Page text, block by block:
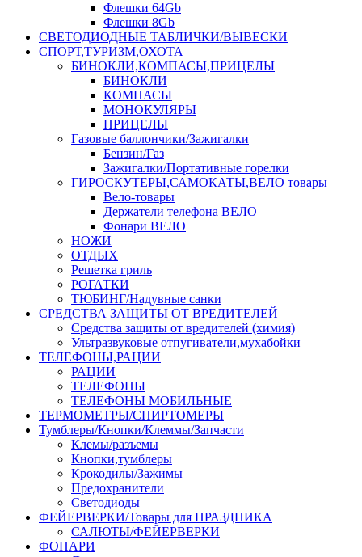
Флешки 64Gb
Флешки 8Gb
СВЕТОДИОДНЫЕ ТАБЛИЧКИ/ВЫВЕСКИ
СПОРТ,ТУРИЗМ,ОХОТА
БИНОКЛИ,КОМПАСЫ,ПРИЦЕЛЫ
БИНОКЛИ
КОМПАСЫ
МОНОКУЛЯРЫ
ПРИЦЕЛЫ
Газовые баллончики/Зажигалки
Бензин/Газ
Зажигалки/Портативные горелки
ГИРОСКУТЕРЫ,САМОКАТЫ,ВЕЛО товары
Вело-товары
Держатели телефона ВЕЛО
Фонари ВЕЛО
НОЖИ
ОТДЫХ
Решетка гриль
РОГАТКИ
ТЮБИНГ/Надувные санки
СРЕДСТВА ЗАЩИТЫ ОТ ВРЕДИТЕЛЕЙ
Средства защиты от вредителей (химия)
Ультразвуковые отпугиватели,мухабойки
ТЕЛЕФОНЫ,РАЦИИ
РАЦИИ
ТЕЛЕФОНЫ
ТЕЛЕФОНЫ МОБИЛЬНЫЕ
ТЕРМОМЕТРЫ/СПИРТОМЕРЫ
Тумблеры/Кнопки/Клеммы/Запчасти
Клемы/разъемы
Кнопки,тумблеры
Крокодилы/Зажимы
Предохранители
Светодиоды
ФЕЙЕРВЕРКИ/Товары для ПРАЗДНИКА
САЛЮТЫ/ФЕЙЕРВЕРКИ
ФОНАРИ